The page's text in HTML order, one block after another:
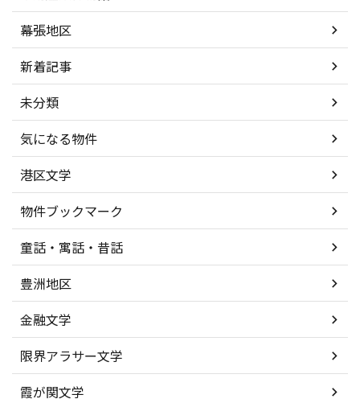
幕張地区
新着記事
未分類
気になる物件
港区文学
物件ブックマーク
童話・寓話・昔話
豊洲地区
金融文学
限界アラサー文学
霞が関文学